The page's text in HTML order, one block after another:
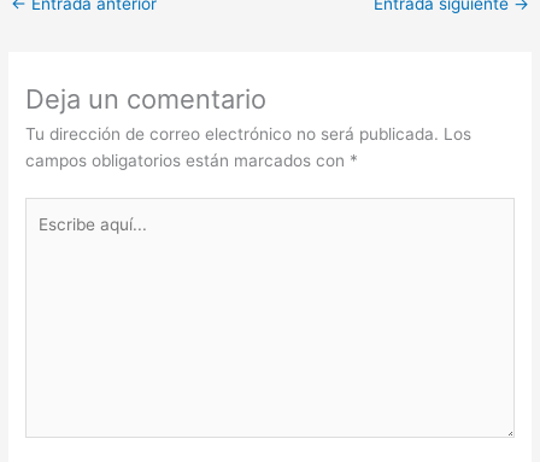
Deja un comentario
Tu dirección de correo electrónico no será publicada. Los
campos obligatorios están marcados con *
aquí...